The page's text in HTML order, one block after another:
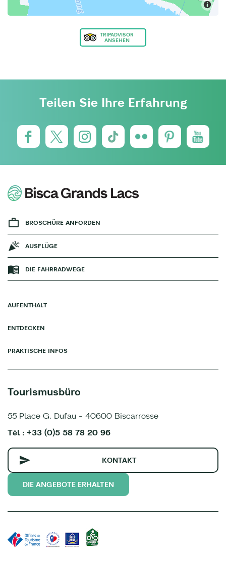
TRIPADVISOR
ANSEHEN
Teilen Sie Ihre Erfahrung
BROSCHÜRE ANFORDEN
AUSFLÜGE
DIE FAHRRADWEGE
AUFENTHALT
ENTDECKEN
PRAKTISCHE INFOS
Tourismusbüro
55 Place G. Dufau - 40600 Biscarrosse
Tél : +33 (0)5 58 78 20 96
KONTAKT
DIE ANGEBOTE ERHALTEN